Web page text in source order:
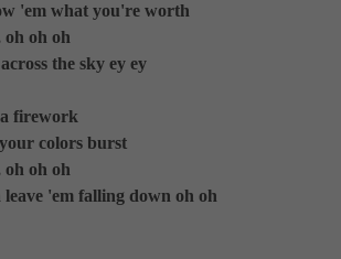
'em what you're worth
oh oh oh
the sky ey ey
firework
colors burst
oh oh oh
'em falling down oh oh